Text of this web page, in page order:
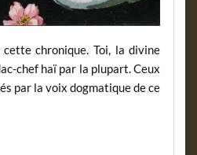
chronique. Toi, la divine
chef haï par la plupart. Ceux
par la voix dogmatique de ce